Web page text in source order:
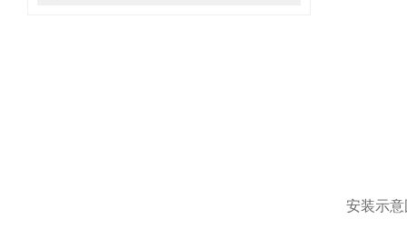
安装示